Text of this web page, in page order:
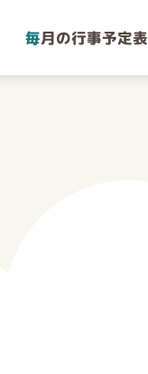
毎月の行事予定表